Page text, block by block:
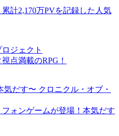
計2,170万PVを記録した人気
ジェクト
点満載のRPG！
だす〜 クロニクル・オブ・
フォンゲームが登場！本気だす